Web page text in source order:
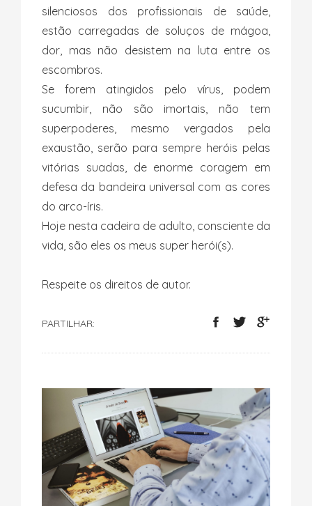
silenciosos dos profissionais de saúde,
estão carregadas de soluços de mágoa,
dor, mas não desistem na luta entre os
escombros.
Se forem atingidos pelo vírus, podem
sucumbir, não são imortais, não tem
superpoderes, mesmo vergados pela
exaustão, serão para sempre heróis pelas
vitórias suadas, de enorme coragem em
defesa da bandeira universal com as cores
do arco-íris.
Hoje nesta cadeira de adulto, consciente da
vida, são eles os meus super herói(s).
Respeite os direitos de autor.
PARTILHAR: